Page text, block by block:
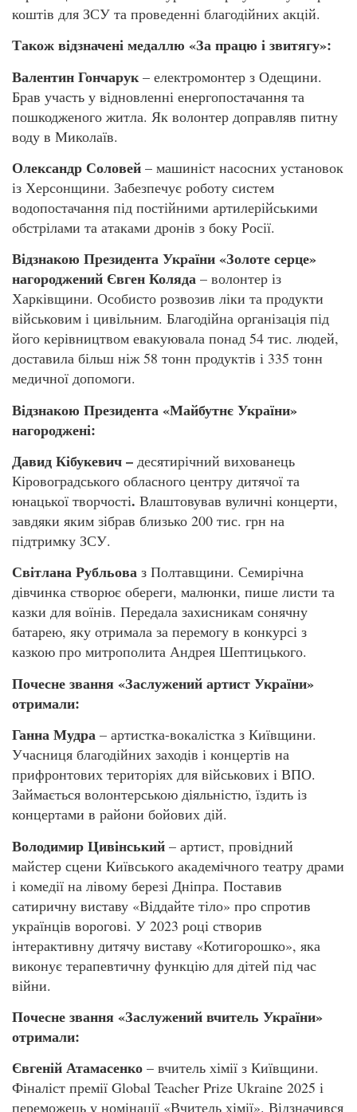
коштів для ЗСУ та проведенні благодійних акцій.
Також відзначені медаллю «За працю і звитягу»:
Валентин Гончарук – електромонтер з Одещини.
Брав участь у відновленні енергопостачання та
пошкодженого житла. Як волонтер доправляв питну
воду в Миколаїв.
Олександр Соловей – машиніст насосних установок
із Херсонщини. Забезпечує роботу систем
водопостачання під постійними артилерійськими
обстрілами та атаками дронів з боку Росії.
Відзнакою Президента України «Золоте серце»
нагороджений Євген Коляда – волонтер із
Харківщини. Особисто розвозив ліки та продукти
військовим і цивільним. Благодійна організація під
його керівництвом евакуювала понад 54 тис. людей,
доставила більш ніж 58 тонн продуктів і 335 тонн
медичної допомоги.
Відзнакою Президента «Майбутнє України»
нагороджені:
ДавидКібукевич – десятирічний вихованець
Кіровоградського обласного центру дитячої та
юнацької творчості. Влаштовував вуличні концерти,
завдяки яким зібрав близько 200 тис. грн на
підтримку ЗСУ.
Світлана Рубльова з Полтавщини. Семирічна
дівчинка створює обереги, малюнки, пише листи та
казки для воїнів. Передала захисникам сонячну
батарею, яку отримала за перемогу в конкурсі з
казкою про митрополита Андрея Шептицького.
Почесне звання «Заслужений артист України»
отримали:
Ганна Мудра – артистка-вокалістка з Київщини.
Учасниця благодійних заходів і концертів на
прифронтових територіях для військових і ВПО.
Займається волонтерською діяльністю, їздить із
концертами в райони бойових дій.
Володимир Цивінський – артист, провідний
майстер сцени Київського академічного театру драми
і комедії на лівому березі Дніпра. Поставив
сатиричну виставу «Віддайте тіло» про спротив
українців ворогові. У 2023 році створив
інтерактивну дитячу виставу «Котигорошко», яка
виконує терапевтичну функцію для дітей під час
війни.
Почесне звання «Заслужений вчитель України»
отримали:
Євгеній Атамасенко – вчитель хімії з Київщини.
Фіналіст премії Global Teacher Prize Ukraine 2025 і
переможець у номінації «Вчитель хімії». Відзначився